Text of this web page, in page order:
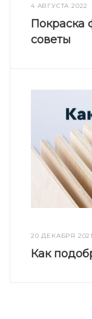
4 АВГУСТА 2022
Покраска
советы
20 ДЕКАБРЯ 2021
Как